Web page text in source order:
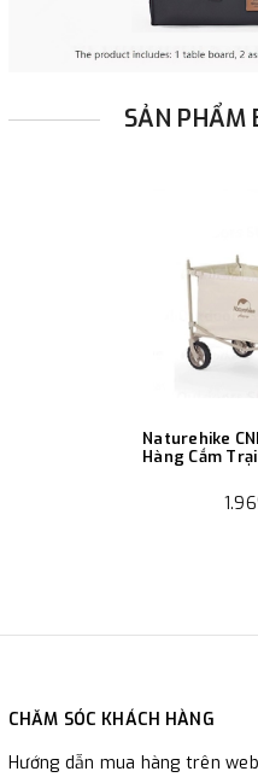
SẢN PHẨM
Naturehike
Hàng Cắm
CHĂM SÓC KHÁCH HÀNG
Hướng dẫn mua hàng trên